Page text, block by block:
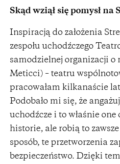
Skąd wziął się pomysł na
Inspiracją do założenia
zespołu uchodźczego
samodzielnej organizacji o
Meticci) – teatru
pracowałam kilkanaście
Podobało mi się, że
uchodźcze i to właśnie
historie, ale robią to
sposób, te przetworzenia
bezpieczeństwo. Dzięki